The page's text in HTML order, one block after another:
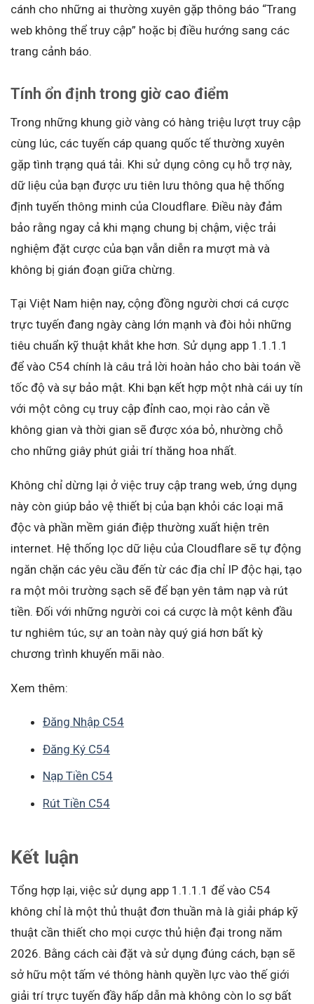
cánh cho những ai thường xuyên gặp thông báo “Trang
web không thể truy cập” hoặc bị điều hướng sang các
trang cảnh báo.
Tính ổn định trong giờ cao điểm
Trong những khung giờ vàng có hàng triệu lượt truy cập
cùng lúc, các tuyến cáp quang quốc tế thường xuyên
gặp tình trạng quá tải. Khi sử dụng công cụ hỗ trợ này,
dữ liệu của bạn được ưu tiên lưu thông qua hệ thống
định tuyến thông minh của Cloudflare. Điều này đảm
bảo rằng ngay cả khi mạng chung bị chậm, việc trải
nghiệm đặt cược của bạn vẫn diễn ra mượt mà và
không bị gián đoạn giữa chừng.
Tại Việt Nam hiện nay, cộng đồng người chơi cá cược
trực tuyến đang ngày càng lớn mạnh và đòi hỏi những
tiêu chuẩn kỹ thuật khắt khe hơn. Sử dụng app 1.1.1.1
để vào C54 chính là câu trả lời hoàn hảo cho bài toán về
tốc độ và sự bảo mật. Khi bạn kết hợp một nhà cái uy tín
với một công cụ truy cập đỉnh cao, mọi rào cản về
không gian và thời gian sẽ được xóa bỏ, nhường chỗ
cho những giây phút giải trí thăng hoa nhất.
Không chỉ dừng lại ở việc truy cập trang web, ứng dụng
này còn giúp bảo vệ thiết bị của bạn khỏi các loại mã
độc và phần mềm gián điệp thường xuất hiện trên
internet. Hệ thống lọc dữ liệu của Cloudflare sẽ tự động
ngăn chặn các yêu cầu đến từ các địa chỉ IP độc hại, tạo
ra một môi trường sạch sẽ để bạn yên tâm nạp và rút
tiền. Đối với những người coi cá cược là một kênh đầu
tư nghiêm túc, sự an toàn này quý giá hơn bất kỳ
chương trình khuyến mãi nào.
Xem thêm:
Đăng Nhập C54
Đăng Ký C54
Nạp Tiền C54
Rút Tiền C54
Kết luận
Tổng hợp lại, việc sử dụng app 1.1.1.1 để vào C54
không chỉ là một thủ thuật đơn thuần mà là giải pháp kỹ
thuật cần thiết cho mọi cược thủ hiện đại trong năm
2026. Bằng cách cài đặt và sử dụng đúng cách, bạn sẽ
sở hữu một tấm vé thông hành quyền lực vào thế giới
giải trí trực tuyến đầy hấp dẫn mà không còn lo sợ bất